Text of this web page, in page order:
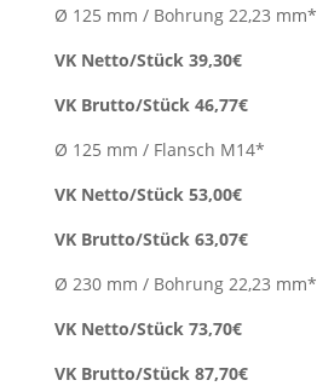
Ø 125 mm / Bohrung 22,23 mm*
VK Netto/Stück 39,30€
VK Brutto/Stück 46,77€
Ø 125 mm / Flansch M14*
VK Netto/Stück 53,00€
VK Brutto/Stück 63,07€
Ø 230 mm / Bohrung 22,23 mm*
VK Netto/Stück 73,70€
VK Brutto/Stück 87,70€